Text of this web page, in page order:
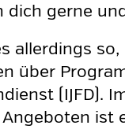
gerne
allerdings
über
(IJFD).